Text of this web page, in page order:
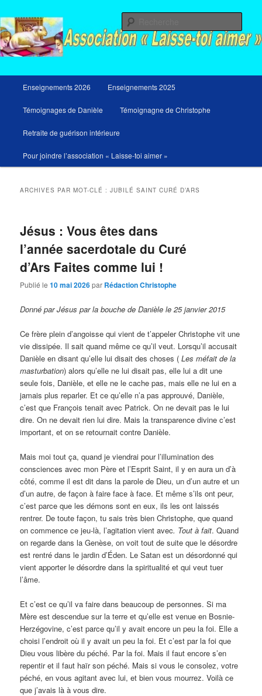
au
contenu
principal
au
contenu
secondaire
principal
Enseignements 2026 Enseignements 2025
Témoignages de Danièle Témoignagne de Christophe
Retraite de guérison intérieure
Pour joindre l’association « Laisse-toi aimer »
ARCHIVES PAR MOT-CLÉ :JUBILÉ SAINT CURÉ D’ARS
Jésus : Vous êtes dans
l’année sacerdotale du Curé
d’Ars Faites comme lui !
Publié le10 mai 2026par Rédaction Christophe
Donné par Jésus par la bouche de Danièle le 25 janvier 2015
Ce frère plein d’angoisse qui vient de t’appeler Christophe vit une
vie dissipée. Il sait quand même ce qu’il veut. Lorsqu’il accusait
Danièle en disant qu’elle lui disait des choses (Les méfait de la
masturbation) alors qu’elle ne lui disait pas, elle lui a dit une
seule fois, Danièle, et elle ne le cache pas, mais elle ne lui en a
jamais plus reparler. Et ce qu’elle n’a pas approuvé, Danièle,
c’est que François tenait avec Patrick. On ne devait pas le lui
dire. On ne devait rien lui dire. Mais la transparence divine c’est
important, et on se retournait contre Danièle.
Mais moi tout ça, quand je viendrai pour l’illumination des
consciences avec mon Père et l’Esprit Saint, il y en aura un d’à
côté, comme il est dit dans la parole de Dieu, un d’un autre et un
d’un autre, de façon à faire face à face. Et même s’ils ont peur,
c’est parce que les démons sont en eux, ils les ont laissés
rentrer. De toute façon, tu sais très bien Christophe, que quand
on commence ce jeu-là, l’agitation vient avec. Tout à fait. Quand
on regarde dans la Genèse, on voit tout de suite que le désordre
est rentré dans le jardin d’Éden. Le Satan est un désordonné qui
vient apporter le désordre dans la spiritualité et qui veut tuer
l’âme.
Et c’est ce qu’il va faire dans beaucoup de personnes. Si ma
Mère est descendue sur la terre et qu’elle est venue en Bosnie-
Herzégovine, c’est parce qu’il y avait encore un peu la foi. Elle a
choisi l’endroit où il y avait un peu la foi. Et c’est par la foi que
Dieu vous libère du péché. Par la foi. Mais il faut encore s’en
repentir et il faut haïr son péché. Mais si vous le consolez, votre
péché, en vous agitant avec lui, et bien vous mourrez. Voilà ce
que j’avais là à vous dire.